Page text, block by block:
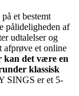
et bestemt
pålideligheden af
udtalelser og
afprøve et online
kan det være en
klassisk
SINGS er et 5-